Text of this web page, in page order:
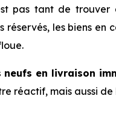
pas tant de trouver
réservés, les biens
en livraison
réactif, mais aussi